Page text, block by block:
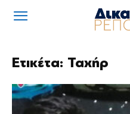
Ετικέτα: Ταχήρ